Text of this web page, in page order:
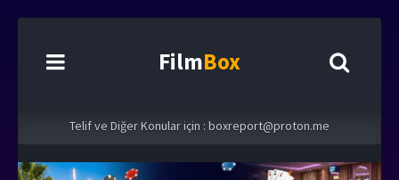
FilmBox
Telif ve Diğer Konular için : boxreport@proton.me